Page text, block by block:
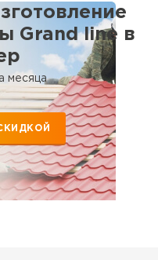
Grand line в
месяца